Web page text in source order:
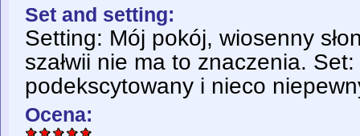
Set and setting:
Setting: Mój pokój, wiosenny
szałwii nie ma to znaczenia.
podekscytowany i nieco
Ocena: